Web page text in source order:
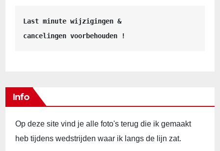
Last minute wijzigingen &
cancelingen voorbehouden !
Info
Op deze site vind je alle foto's terug die ik gemaakt
heb tijdens wedstrijden waar ik langs de lijn zat.